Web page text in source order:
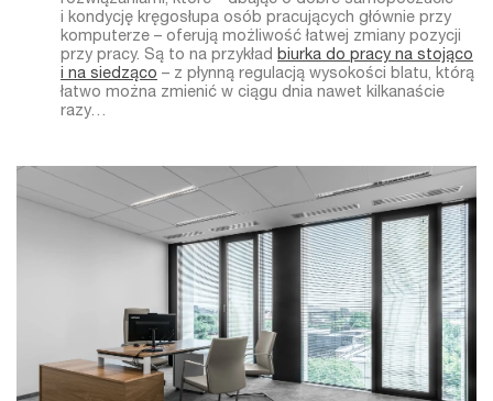
i kondycję kręgosłupa osób pracujących głównie przy
komputerze – oferują możliwość łatwej zmiany pozycji
przy pracy. Są to na przykład biurka do pracy na stojąco
i na siedząco – z płynną regulacją wysokości blatu, którą
łatwo można zmienić w ciągu dnia nawet kilkanaście
razy…